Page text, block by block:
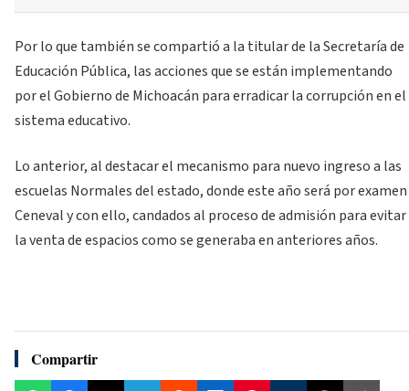
Por lo que también se compartió a la titular de la Secretaría de
Educación Pública, las acciones que se están implementando
por el Gobierno de Michoacán para erradicar la corrupción en el
sistema educativo.
Lo anterior, al destacar el mecanismo para nuevo ingreso a las
escuelas Normales del estado, donde este año será por examen
Ceneval y con ello, candados al proceso de admisión para evitar
la venta de espacios como se generaba en anteriores años.
Compartir